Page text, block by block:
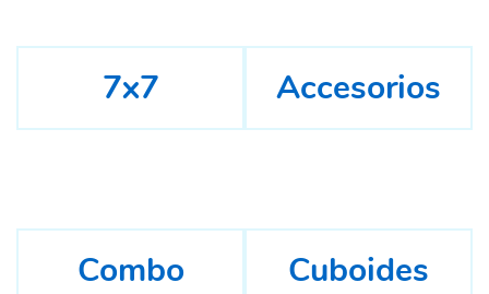
7x7 Accesorios
Combo Cuboides